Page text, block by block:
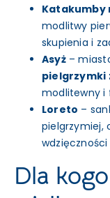
Katakumby
modlitwy
skupienia i
Asyż–
pielgrzymki
modlitewny i
Loreto –
pielgrzymiej,
wdzięczności
Dla